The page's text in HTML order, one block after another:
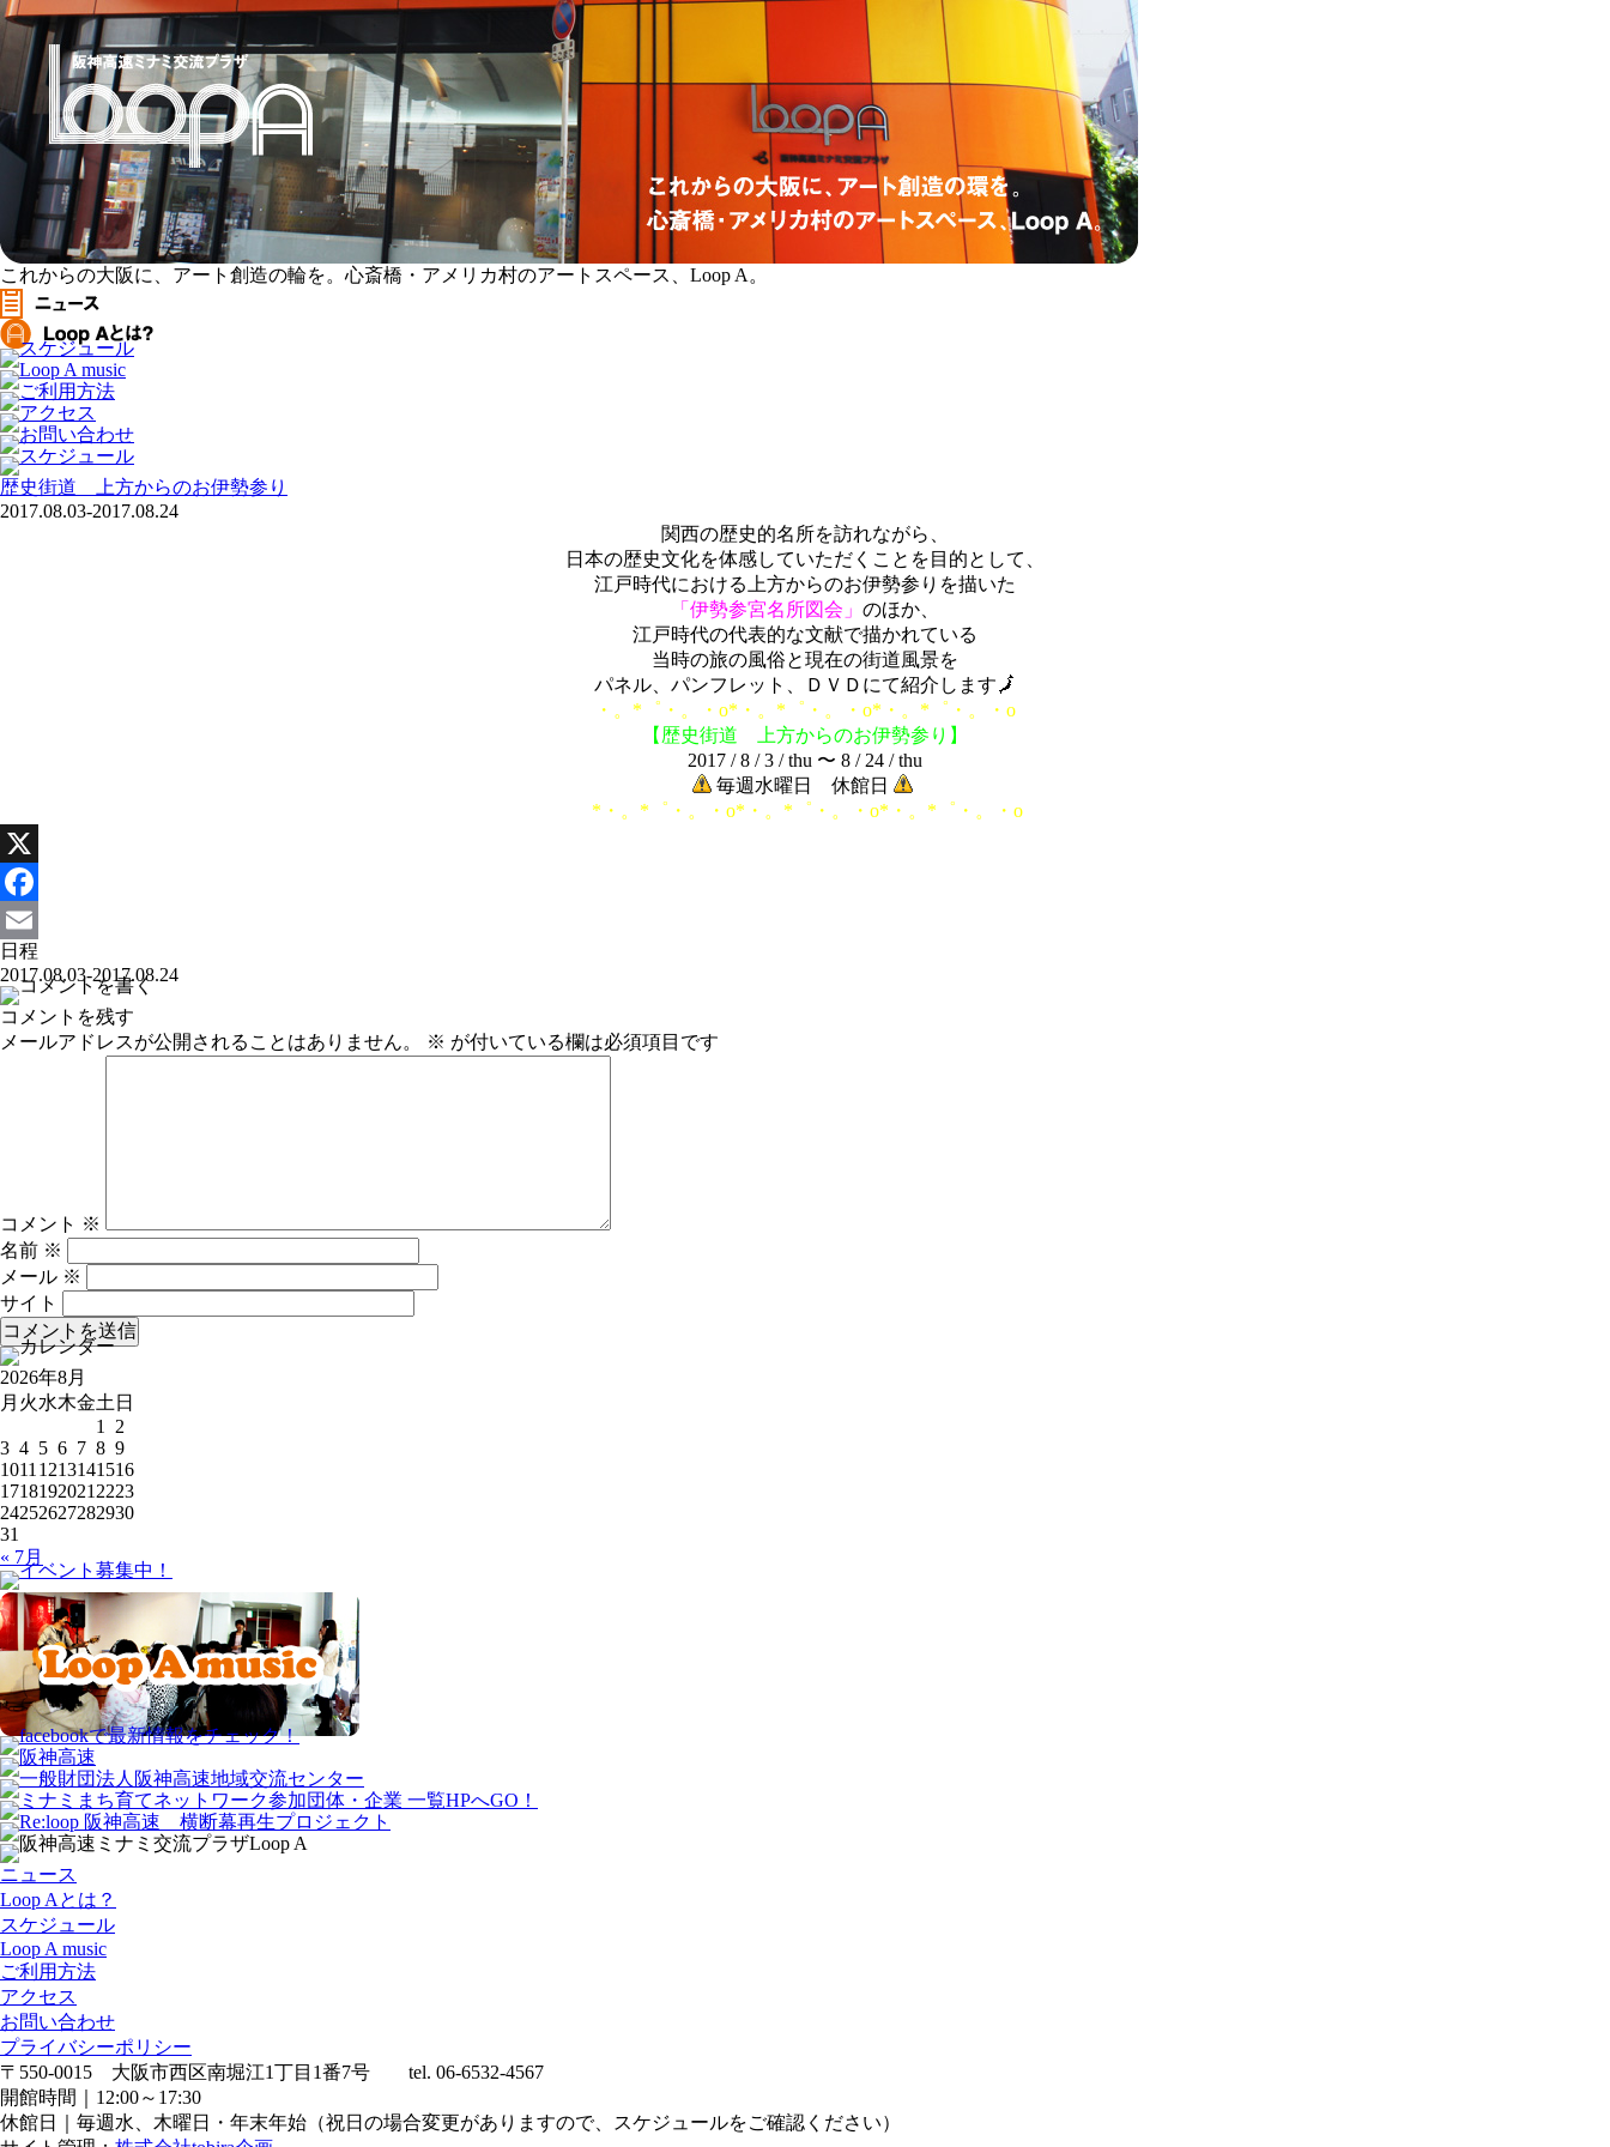
これからの大阪に、アート創造の輪を。心斎橋・アメリカ村のアートスペース、Loop A。
歴史街道 上方からのお伊勢参り
2017.08.03-2017.08.24
関西の歴史的名所を訪れながら、
日本の歴史文化を体感していただくことを目的として、
江戸時代における上方からのお伊勢参りを描いた
「伊勢参宮名所図会」 のほか、
江戸時代の代表的な文献で描かれている
当時の旅の風俗と現在の街道風景を
パネル、パンフレット、ＤＶＤにて紹介します🗾
・。*゜・。・o*・。*゜・。・o*・。*゜・。・o
【歴史街道 上方からのお伊勢参り】
2017 / 8 / 3 / thu 〜 8 / 24 / thu
毎週水曜日 休館日
*・。*゜・。・o*・。*゜・。・o*・。*゜・。・o
X
Facebook
Email
日程
2017.08.03-2017.08.24
コメントを残す
メールアドレスが公開されることはありません。
※ が付いている欄は必須項目です
コメント ※
名前 ※
メール ※
サイト
2026年8月
月 火水木金土 日
1
2
3 4 5 6 7 8 9
1011 1213141516
1718192021 2223
24252627282930
31
« 7月
ニュース
Loop Aとは？
スケジュール
Loop A music
ご利用方法
アクセス
お問い合わせ
プライバシーポリシー
〒550-0015 大阪市西区南堀江1丁目1番7号 tel. 06-6532-4567
開館時間｜12:00～17:30
休館日｜毎週水、木曜日・年末年始（祝日の場合変更がありますので、スケジュールをご確認ください）